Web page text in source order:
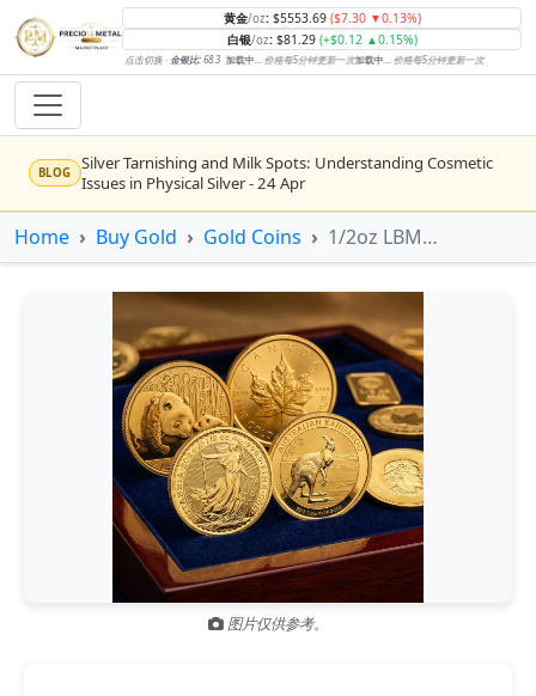
黄金/oz: $5553.69 ($7.30 ▼0.13%)
白银/oz: $81.29 (+$0.12 ▲0.15%)
点击切换 · 金银比:68.3 加载中... 价格每5分钟更新一次加载中... 价格每5分钟更新一次
BLOG
Silver Tarnishing and Milk Spots: Understanding Cosmetic
Issues in Physical Silver - 24 Apr
NEWS
Rising inflation may push real rates lower, setting the stage
for gold's next rally - WisdomTree’s Shah (Kitco 9 Jun 2026)
Gold vs Silver: Understanding the Gold‑to‑Silver Ratio - 24
Central banks are buying more gold than expected, and
purchases will increase further through 2026 – Goldman
Sachs (Kitco - 20 May)
Bars or Coins? Minted or Cast Bars? Brands?? - 23 Apr
Silver’s ‘great rotation’: Tech selloff to fuel rush into
precious metals, says Jen Bawden (Kitco - 20 May)
Gold and silver’s historic rally could resume ‘as fog of war
lifts’ (CNBC 7 May)
Central banks ‘scoop up a load’ of gold in bumpy first
Home Buy Gold Gold Coins 1/2oz LBMA Gold Coin (Circulated - Good Condition)
图片仅供参考。